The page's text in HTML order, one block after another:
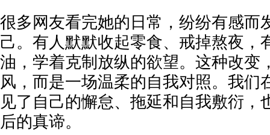
很多网友看完她的日常，纷纷有感而
己。有人默默收起零食、戒掉熬夜，
油，学着克制放纵的欲望。这种改变
风，而是一场温柔的自我对照。我们
见了自己的懈怠、拖延和自我敷衍，
后的真谛。